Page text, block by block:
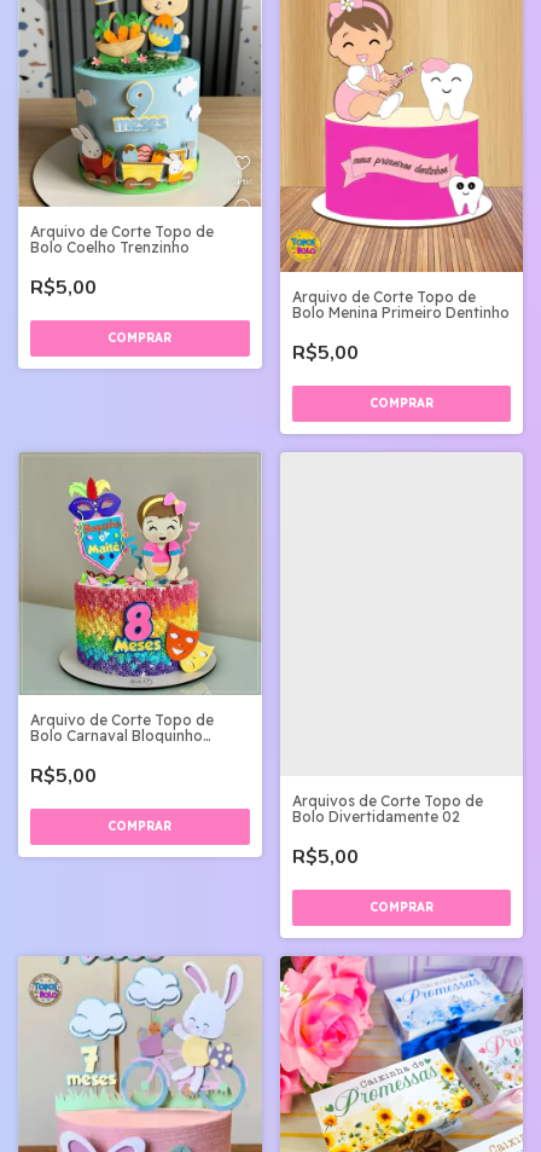
Arquivo de Corte Topo de
Bolo Coelho Trenzinho
R$5,00
Arquivo de Corte Topo de
Bolo Menina Primeiro Dentinho
R$5,00
Arquivo de Corte Topo de
Bolo Carnaval Bloquinho
R$5,00
Arquivos de Corte Topo de
Bolo Divertidamente 02
R$5,00